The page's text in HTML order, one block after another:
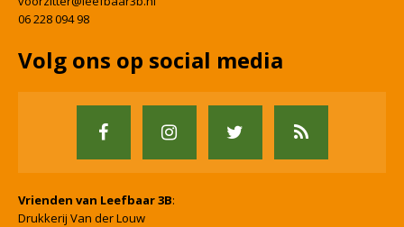
06 228 094 98
Volg ons op social media
Vrienden van Leefbaar 3B:
Drukkerij Van der Louw